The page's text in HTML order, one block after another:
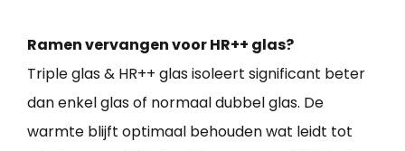
Ramen vervangen voor HR++ glas?
Triple glas & HR++ glas isoleert significant beter
dan enkel glas of normaal dubbel glas. De
warmte blijft optimaal behouden wat leidt tot